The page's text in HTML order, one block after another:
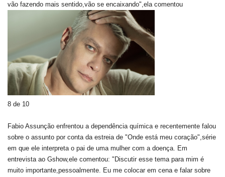
vão fazendo mais sentido,vão se encaixando",ela comentou
8 de 10
Fabio Assunção enfrentou a dependência química e recentemente falou
sobre o assunto por conta da estreia de "Onde está meu coração",série
em que ele interpreta o pai de uma mulher com a doença. Em
entrevista ao Gshow,ele comentou: "Discutir esse tema para mim é
muito importante,pessoalmente. Eu me colocar em cena e falar sobre